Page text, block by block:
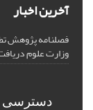
آخرین اخبار
فصلنامه پژوهش
وزارت علوم
دسترسی